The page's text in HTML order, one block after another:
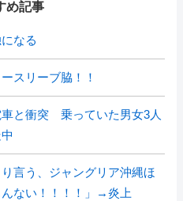
め記事
なる
スリーブ脇！！
車と衝突 乗っていた男女3人
言う、ジャングリア沖縄ほ
ない！！！！」→炎上